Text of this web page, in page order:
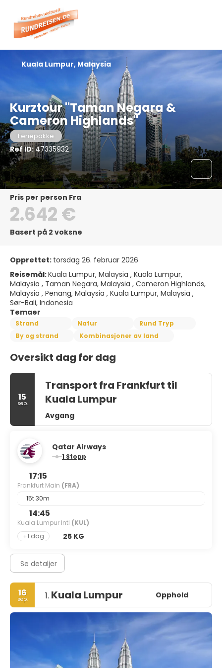
Kurztour "Taman Negara &
Cameron Highlands"
Feriepakke
Ref ID:47335932
Kuala Lumpur, Malaysia
pris per person Fra
2.642 €
Basert på 2 voksne
Opprettet: torsdag 26. februar 2026
Reisemål:Kuala Lumpur, Malaysia , Kuala Lumpur,
Malaysia , Taman Negara, Malaysia , Cameron Highlands,
Malaysia , Penang, Malaysia , Kuala Lumpur, Malaysia ,
Sør-Bali, Indonesia
Temaer
Strand Natur
Rund Tryp
By og strand
Kombinasjoner av land
Oversikt dag for dag
15
sep.
Transport fra Frankfurt til
Kuala Lumpur
Avgang
Qatar Airways
1 Stopp
17:15
Frankfurt Main (FRA)
15t 30m
14:45
Kuala Lumpur Intl (KUL)
+1 dag
25 KG
Se detaljer
16
sep. 1. Kuala Lumpur Opphold